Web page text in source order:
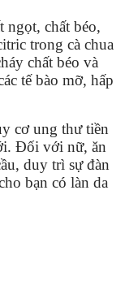
ngọt, chất béo,
trong cà chua
chất béo và
tế bào mỡ, hấp
cơ ung thư tiền
Đối với nữ, ăn
duy trì sự đàn
bạn có làn da